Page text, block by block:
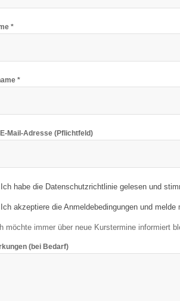
*
*
Mail-Adresse (Pflichtfeld)
Ich habe die Datenschutzrichtlinie gelesen und
Ich akzeptiere die Anmeldebedingungen und
möchte immer über neue Kurstermine informiert
(bei Bedarf)